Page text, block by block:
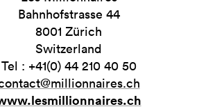
Bahnhofstrasse 44
8001 Zürich
Switzerland
Tel : +41(0) 44 210 40 50